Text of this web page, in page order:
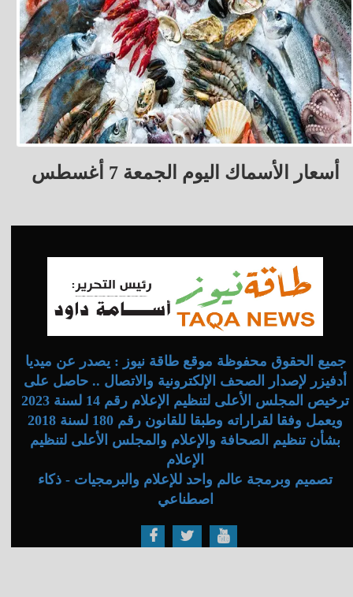
أسعار الأسماك اليوم الجمعة 7 أغسطس
جميع الحقوق محفوظة موقع طاقة نيوز : يصدر عن ميديا
أدفيزر لإصدار الصحف الإلكترونية والاتصال .. حاصل على
ترخيص المجلس الأعلى لتنظيم الإعلام رقم 14 لسنة 2023
ويعمل وفقا لقراراته وطبقا للقانون رقم 180 لسنة 2018
بشأن تنظيم الصحافة والإعلام والمجلس الأعلى لتنظيم
الإعلام
تصميم وبرمجة عالم واحد للإعلام والبرمجيات - ذكاء
اصطناعي